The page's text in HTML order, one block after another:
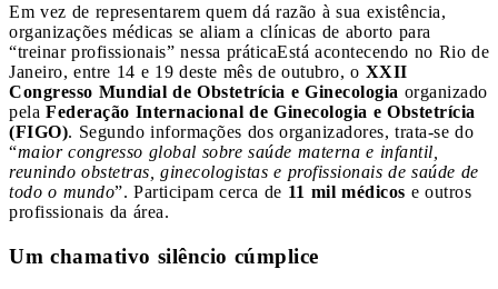
Em vez de representarem quem dá razão à sua existência,
organizações médicas se aliam a clínicas de aborto para
“treinar profissionais” nessa práticaEstá acontecendo no Rio de
Janeiro, entre 14 e 19 deste mês de outubro, o XXII
Congresso Mundial de Obstetrícia e Ginecologia organizado
pela Federação Internacional de Ginecologia e Obstetrícia
(FIGO). Segundo informações dos organizadores, trata-se do
“maior congresso global sobre saúde materna e infantil,
reunindo obstetras, ginecologistas e profissionais de saúde de
todo o mundo”. Participam cerca de 11 mil médicos e outros
profissionais da área.
Um chamativo silêncio cúmplice